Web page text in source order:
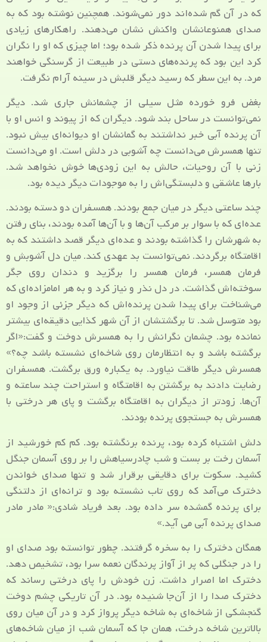
که در آن گم شده‌اند دور نمی‌شوند. همچنین نوشته بود که به
صدای همنوعانشان واکنش نشان می‌دهند. راهکارهای زیادی
برای پیدا شدن آن پرنده ذکر شده بود؛ اما چیزی که او را نگران
کرد این بود که پرنده‌های دستی در طبیعت از گرسنگی خواهند
مرد. به این سطر که رسید دیگر قلبش در سینه آرام نگرفت.
بغض فرو خورده مثل سیلی از چشمانش جاری شد. دیگر
نمی‌توانست در ساحل بند شود. دیگران که از پیوند و انس او با
آن پرنده آبی خبر نداشتند به گمانشان او دیوانه‌ای بیش نبود.
تنها همسرش می‌دانست چه آشوبی در دلش است. او می‌دانست
زنی با آن روحیات، حالش به این زودی‌ها خوش نخواهد شد.
بارها عاشقی و دلبستگی‌اش را به موجودات دیگر دیده بود.
چند ساعتی دیگر در میان جمع بودند. همسفران دو دسته بودند.
عده‌ای که با سوار بر مرکب آن‌ها و با آن‌ها آمده بودند، بنای رفتن
به شهرشان را گذاشته بودند و عده‌ای دیگر قصد داشتند که به
اقامتگاه برگردند. نمی‌توانست بد عهدی کند. میان دل آشوبش و
فرمان همسر، فرمان همسر را برگزید و دندان روی جگر
سوخته‌اش گذاشت. در دل نذر و نیاز کرد و به هر امامزاده‌ای که
می‌شناخت برای پیدا شدن پرنده‌اش که دیگر جزئی از وجود او
بود متوسل شد. تا برگشتشان از آن شهر کذایی دقیقه‌ای بیشتر
نمانده بود. چشمان نگرانش را به همسرش دوخت و گفت:«اگر
برگشته باشد و به انتظارمان روی شاخه‌ای نشسته باشد چه؟»
همسرش دیگر طاقت نیاورد. به یکباره ورق برگشت. همسفران
رضایت دادند به برگشتن به اقامتگاه و استراحت چند ساعته و
آن‌ها. زودتر از دیگران به اقامتگاه برگشت و پای هر درختی با
همسرش به جستجوی پرنده بودند.
دلش اشتباه کرده بود، پرنده برنگشته بود. کم کم خورشید از
آسمان رخت بر بست و شب چادرسیاهش را بر روی آسمان جنگل
کشید. سکوت برای دقایقی برقرار شد و تنها صدای خواندن
دخترک می‌آمد که روی تاب نشسته بود و ترانه‌ای از دلتنگی
برای پرنده گمشده سر داده بود. بعد فریاد شادی:« مادر مادر
صدای پرنده آبی می آید.»
همگان دخترک را به سخره گرفتند. چطور توانسته بود صدای او
را در جنگلی که پر از آواز پرندگان نعمه سرا بود، تشخیص دهد.
دخترک اما اصرار داشت. زن خودش را پای درختی رساند که
دخترک صدا را از آن‌جا شنیده بود. در آن تاریکی چشم دوخت
گنجشکی از شاخه‌ای به شاخه دیگر پرواز کرد و در آن میان روی
بالاترین شاخه درخت، همان جا که آسمان شب از میان شاخه‌های